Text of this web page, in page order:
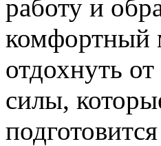
работу и
комфортный
отдохнуть
силы,